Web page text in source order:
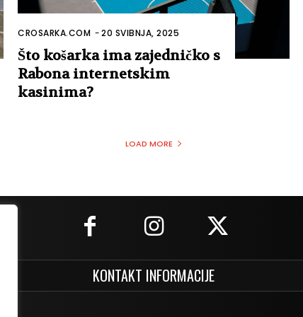
CROSARKA.COM -20 SVIBNJA, 2025
Što košarka ima zajedničko s
Rabona internetskim
kasinima?
LOAD MORE
KONTAKT INFORMACIJE